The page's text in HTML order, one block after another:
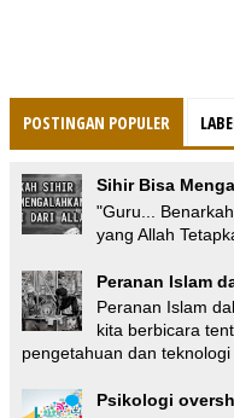
POSTINGAN POPULER
Sihir Bisa
"Guru...
yang Allah
Peranan Islam
Peranan Islam
kita berbicara
pengetahuan dan
Psikologi